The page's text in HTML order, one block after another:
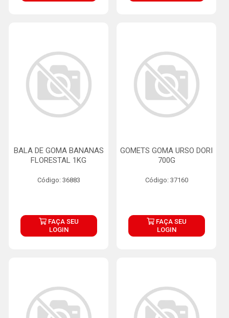
BALA DE GOMA BANANAS
FLORESTAL 1KG
Código: 36883
FAÇA SEU
LOGIN
GOMETS GOMA URSO DORI
700G
Código: 37160
FAÇA SEU
LOGIN